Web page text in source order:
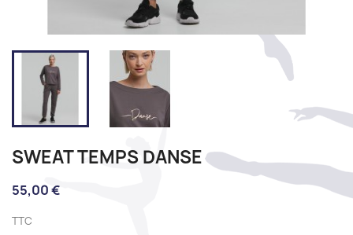
SWEAT TEMPS DANSE
55,00 €
TTC